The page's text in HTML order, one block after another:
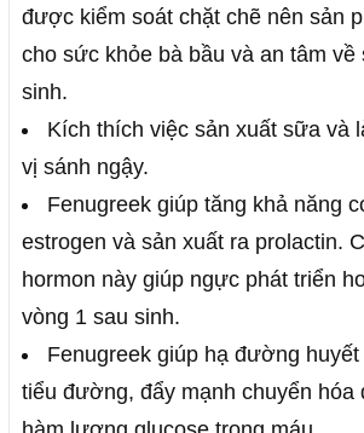
được kiểm soát chặt chẽ nên sản
cho sức khỏe bà bầu và an tâm
sinh.
Kích thích việc sản xuất sữa và
vị sánh ngậy.
Fenugreek giúp tăng khả năng
estrogen và sản xuất ra prolactin.
hormon này giúp ngực phát triển
vòng 1 sau sinh.
Fenugreek giúp hạ đường
tiểu đường, đẩy mạnh chuyển hóa